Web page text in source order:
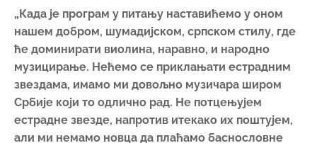
„Када је програм у питању наставићемо у оном
нашем добром, шумадијском, српском стилу, где
ће доминирати виолина, наравно, и народно
музицирање. Нећемо се приклањати естрадним
звездама, имамо ми довољно музичара широм
Србије који то одлично рад. Не потцењујем
естрадне звезде, напротив итекако их поштујем,
али ми немамо новца да плаћамо баснословне